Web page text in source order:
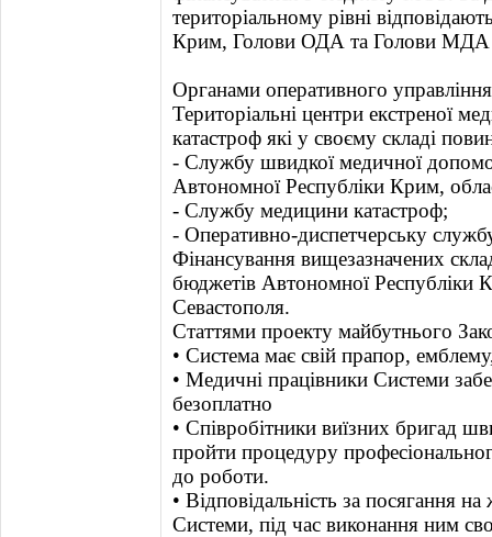
територіальному рівні
Крим, Голови ОДА та Голови МДА
Органами оперативного
Територіальні центри екстреної
катастроф які у своєму складі
- Службу швидкої медичної
Автономної Республіки Крим,
- Службу медицини катастроф;
- Оперативно-диспетчерську
Фінансування вищезазначених
бюджетів Автономної Республіки
Севастополя.
Статтями проекту майбутнього
• Система має свій прапор,
• Медичні працівники Системи
безоплатно
• Співробітники виїзних бригад
пройти процедуру
до роботи.
• Відповідальність за посягання
Системи, під час виконання ним